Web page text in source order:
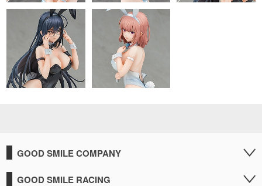
GOOD SMILE COMPANY
GOOD SMILE RACING